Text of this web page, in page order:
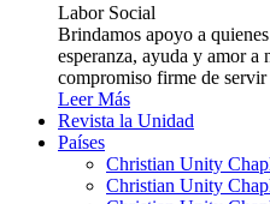
Labor Social
Brindamos apoyo a
esperanza, ayuda y amor a
compromiso firme de
Leer Más
Revista la Unidad
Países
Christian Unity
Christian Unity